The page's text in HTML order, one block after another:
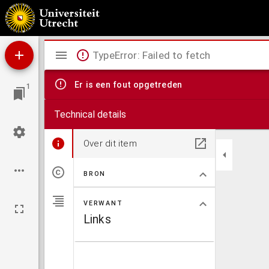
An accurate map of the Islands of Malta and Goza from an actual survey, performed
1
Mirador
viewer
TypeError: Failed to fetch
Er is een fout opgetreden
Technical details
Over dit item
BRON
VERWANT
Links